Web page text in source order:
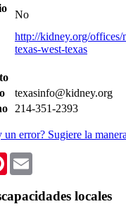
No
http://kidney.org/
texas-west-texas
texasinfo@kidney.org
214-351-2393
un error? Sugiere la
Pinterest
locales